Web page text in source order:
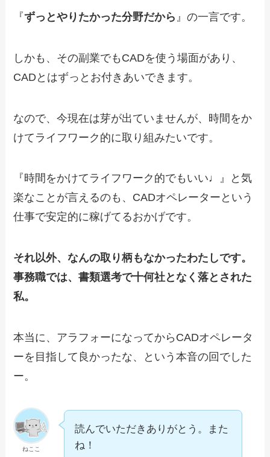
『ずっとやりたかった分野だから 』の一言です。
しかも、その副業でもCADを使う場面があり、
CADとはずっとお付きあいできます。
なので、今現在は芽が出ていませんが、時間をか
けてライフワーク的に取り組みたいです。
『時間をかけてライフワーク的でもいい♩』と気
楽なことが言えるのも、CADオペレーターという
仕事で安定的に稼げてるおかげです。
それ以外、なんの取り柄もなかったわたしです。
事務職では、書類選考で十何社となく落とされた
私。
本当に、アラフォーになってからCADオペレータ
ーを目指して良かったな、という本音の回でした
ー。
ねここ
読んでいただきありがとう。また
ね！